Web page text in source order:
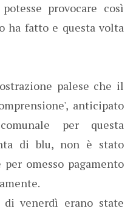
provocare così
ha fatto e questa volta
palese che il
anticipato
per questa
di blu, non è stato
omesso pagamento
venerdì erano state